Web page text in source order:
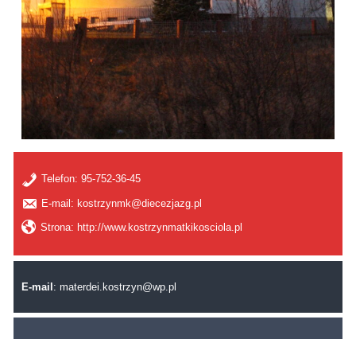
Telefon:95-752-36-45
E-mail: kostrzynmk@diecezjazg.pl
Strona: http://www.kostrzynmatkikosciola.pl
E-mail : materdei.kostrzyn@wp.pl